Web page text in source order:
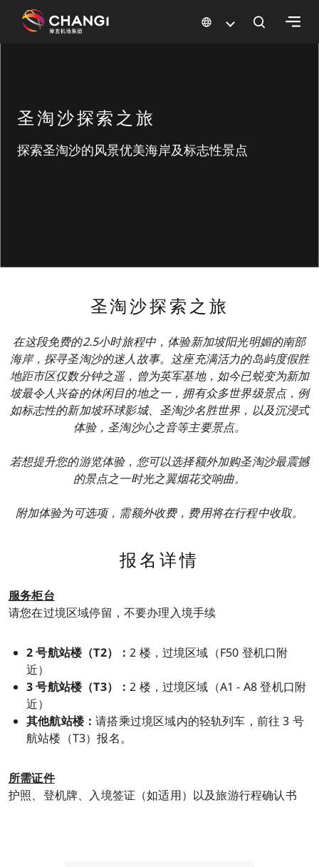
樟
网
言:
圣淘沙探索之旅
探索圣淘沙的风景优美海岸及标志性景点
圣淘沙探索之旅
在这段免费的2.5小时旅程中，体验新加坡阳光明媚的南部
海岸，探寻圣淘沙的迷人故事。这座充满活力的岛屿度假胜
地距市区仅数分钟之遥，曾为英军基地，如今已蜕变为新加
坡最令人兴奋的休闲目的地之一，拥有众多世界级景点，例
如标志性的新加坡环球影城、圣淘沙名胜世界，以及沉浸式
体验，圣淘沙心之音等主要景点。
若想提升您的游览体验，您可以选择额外加购圣淘沙最震撼
的景点之一时光之翼烟花交响曲。
附加体验为可选项，需额外收费，费用将在行程中收取。
报名详情
服务柜台
请您在过境区域停留，不要办理入境手续
2 号航站楼（T2）：2 楼，过境区域（F50 登机口附
近）
3 号航站楼（T3）：2 楼，过境区域（A1 - A8 登机口附
近）
其他航站楼：请搭乘过境区域内的轻轨列车，前往 3 号
航站楼（T3）报名。
所需证件
护照、登机牌、入境签证（如适用）以及旅游行程确认书